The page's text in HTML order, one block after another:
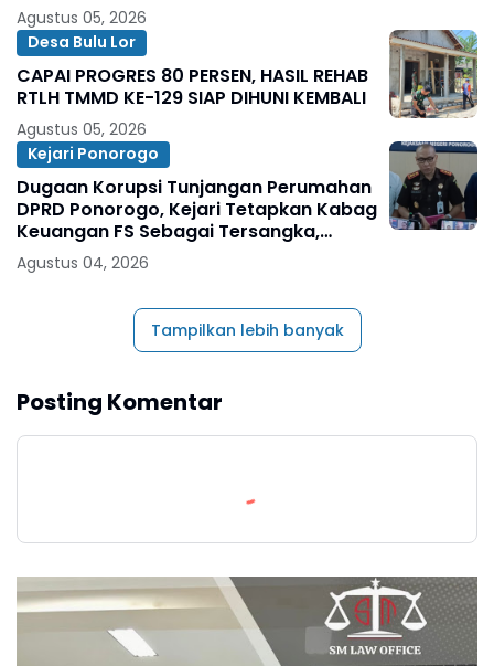
Agustus 05, 2026
Desa Bulu Lor
CAPAI PROGRES 80 PERSEN, HASIL REHAB
RTLH TMMD KE-129 SIAP DIHUNI KEMBALI
Agustus 05, 2026
Kejari Ponorogo
Dugaan Korupsi Tunjangan Perumahan
DPRD Ponorogo, Kejari Tetapkan Kabag
Keuangan FS Sebagai Tersangka,
Penyidikan Masih Terus Dilakukan
Agustus 04, 2026
Tampilkan lebih banyak
Posting Komentar